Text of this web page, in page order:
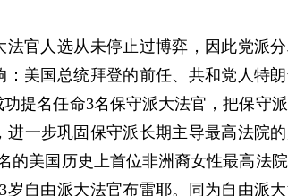
官人选从未停止过博弈，因此党派分
美国总统拜登的前任、共和党人特
提名任命3名保守派大法官，把保守
进一步巩固保守派长期主导最高法院
的美国历史上首位非洲裔女性最高法
岁自由派大法官布雷耶。同为自由派